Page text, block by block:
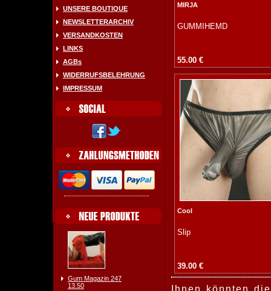
UNSERE BOUTIQUE
NEWSLETTERARCHIV
VERSANDKOSTEN
LINKS
AGBs
WIDERRUFSBELEHRUNG
IMPRESSUM
Gum Magazin 247
13.50
MIRJA
GUMMIHEMD
55.00 €
Cool
Slip
39.00 €
Ihnen könnten